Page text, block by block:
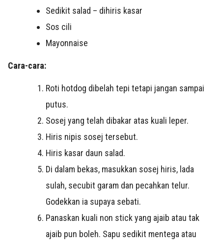
Sedikit salad – dihiris kasar
Sos cili
Mayonnaise
Cara-cara:
Roti hotdog dibelah tepi tetapi jangan sampai
putus.
Sosej yang telah dibakar atas kuali leper.
Hiris nipis sosej tersebut.
Hiris kasar daun salad.
Di dalam bekas, masukkan sosej hiris, lada
sulah, secubit garam dan pecahkan telur.
Godekkan ia supaya sebati.
Panaskan kuali non stick yang ajaib atau tak
ajaib pun boleh. Sapu sedikit mentega atau